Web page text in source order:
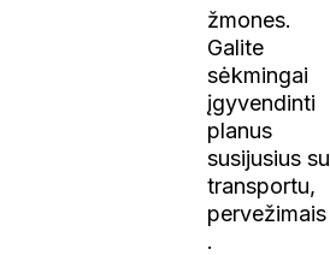
žmones.
Galite
sėkmingai
įgyvendinti
planus
susijusius su
transportu,
pervežimais
.